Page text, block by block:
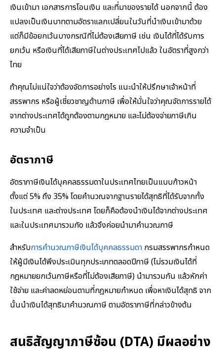
เงินเข้ามา เอกสารการโอนเงิน และที่มาของรายได้ นอกจากนี้ ต้อง
แปลงเป็นเงินบาทตามอัตราแลกเปลี่ยนในวันที่นำเงินเข้ามาด้วย
แต่ก็มีข้อยกเว้นบางกรณีที่ไม่ต้องเสียภาษี เช่น เงินได้ที่ได้รับการ
ยกเว้น หรือเงินที่ได้เสียภาษีในต่างประเทศไปแล้ว ในอัตราที่สูงกว่า
ไทย
ถ้าคุณไม่แน่ใจว่าต้องจัดการอย่างไร แนะนำให้ปรึกษาเจ้าหน้าที่
สรรพากร หรือผู้เชี่ยวชาญด้านภาษี เพื่อให้มั่นใจว่าคุณจัดการรายได้
จากต่างประเทศได้ถูกต้องตามกฎหมาย และไม่ต้องจ่ายภาษีเกิน
ความจำเป็น
อัตราภาษี
อัตราภาษีเงินได้บุคคลธรรมดาในประเทศไทยเป็นแบบก้าวหน้า
ตั้งแต่ 5% ถึง 35% โดยคำนวณจากฐานรายได้สุทธิที่ได้รับจากทั้ง
ในประเทศ และต่างประเทศ โดยก็คือต้องนำเงินได้จากต่างประเทศ
และในประเทศมารวมกัo แล้วจึงค่อยนำมาคำนวณภาษี
สำหรับการคำนวณภาษีเงินได้บุคคลธรรมดา กรมสรรพากรกำหนด
ให้ผู้มีเงินได้พึงประเมินทุกประเภทตลอดปีภาษี (ไม่รวมเงินได้ที่
กฎหมายยกเว้นภาษีหรือที่ไม่ต้องเสียภาษี) นำมารวมกัน แล้วหักค่า
ใช้จ่าย และค่าลดหย่อนตามที่กฎหมายกำหนด เพื่อหาเงินได้สุทธิ จาก
นั้นนำเงินได้สุทธิมาคำนวณภาษี ตามอัตราภาษีที่กล่าวข้างต้น
สนธิสัญญาภาษีซ้อน (DTA) มีผลอย่าง